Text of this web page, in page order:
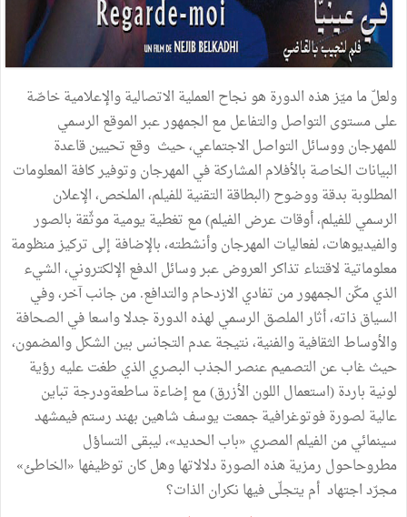
ولعلّ ما ميّز هذه الدورة هو نجاح العملية الاتصالية والإعلامية خاصّة
على مستوى التواصل والتفاعل مع الجمهور عبر الموقع الرسمي
للمهرجان ووسائل التواصل الاجتماعي، حيث وقع تحيين قاعدة
البيانات الخاصة بالأفلام المشاركة في المهرجان وتوفير كافة المعلومات
المطلوبة بدقة ووضوح (البطاقة التقنية للفيلم، الملخص، الإعلان
الرسمي للفيلم، أوقات عرض الفيلم) مع تغطية يومية موثّقة بالصور
والفيديوهات، لفعاليات المهرجان وأنشطته، بالإضافة إلى تركيز منظومة
معلوماتية لاقتناء تذاكر العروض عبر وسائل الدفع الإلكتروني، الشيء
الذي مكّن الجمهور من تفادي الازدحام والتدافع. من جانب آخر، وفي
السياق ذاته، أثار الملصق الرسمي لهذه الدورة جدلا واسعا في الصحافة
والأوساط الثقافية والفنية، نتيجة عدم التجانس بين الشكل والمضمون،
حيث غاب عن التصميم عنصر الجذب البصري الذي طغت عليه رؤية
لونية باردة (استعمال اللون الأزرق) مع إضاءة ساطعةودرجة تباين
عالية لصورة فوتوغرافية جمعت يوسف شاهين بهند رستم فيمشهد
سينمائي من الفيلم المصري «باب الحديد»، ليبقى التساؤل
مطروحاحول رمزية هذه الصورة دلالاتها وهل كان توظيفها «الخاطئ»
مجرّد اجتهاد أم يتجلّى فيها نكران الذات؟